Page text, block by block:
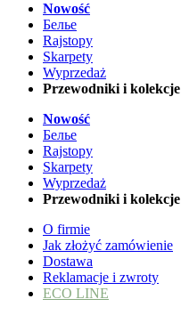
Nowość
Белье
Rajstopy
Skarpety
Wyprzedaż
Przewodniki i kolekcje
Nowość
Белье
Rajstopy
Skarpety
Wyprzedaż
Przewodniki i kolekcje
O firmie
Jak złożyć zamówienie
Dostawa
Reklamacje i zwroty
ECO LINE